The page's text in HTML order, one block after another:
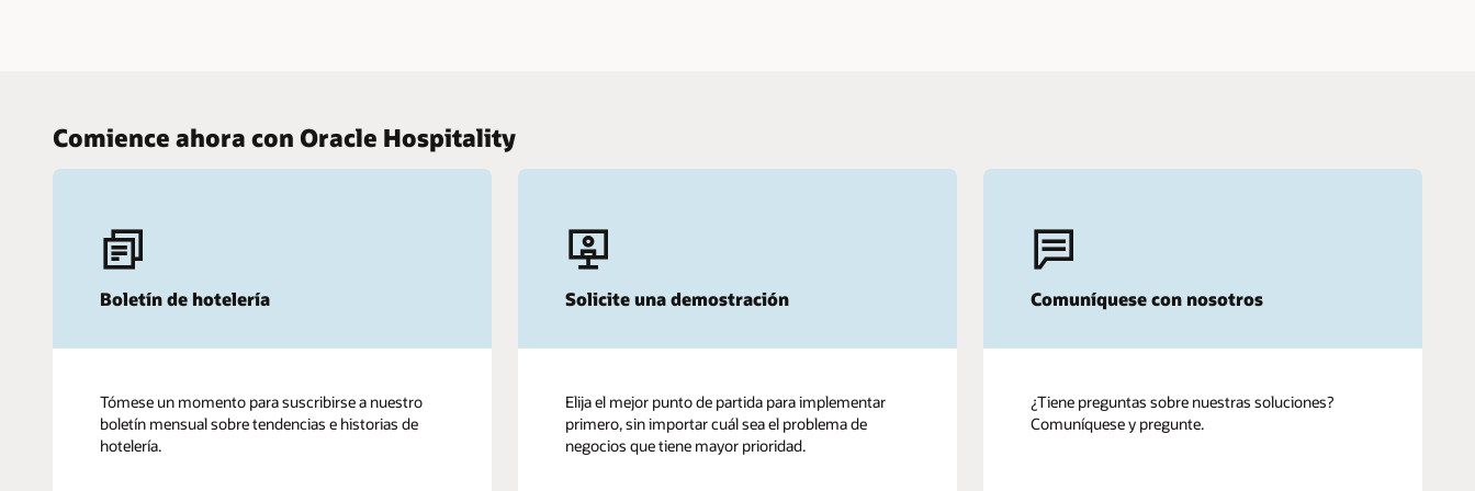
Comience ahora con Oracle Hospitality
Boletín de hotelería
Tómese un momento para suscribirse a nuestro
boletín mensual sobre tendencias e historias de
hotelería.
Solicite una demostración
Elija el mejor punto de partida para implementar
primero, sin importar cuál sea el problema de
negocios que tiene mayor prioridad.
Comuníquese con nosotros
¿Tiene preguntas sobre nuestras soluciones?
Comuníquese y pregunte.